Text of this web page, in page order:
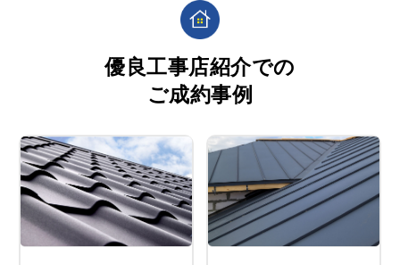
優良工事店紹介での
ご成約事例